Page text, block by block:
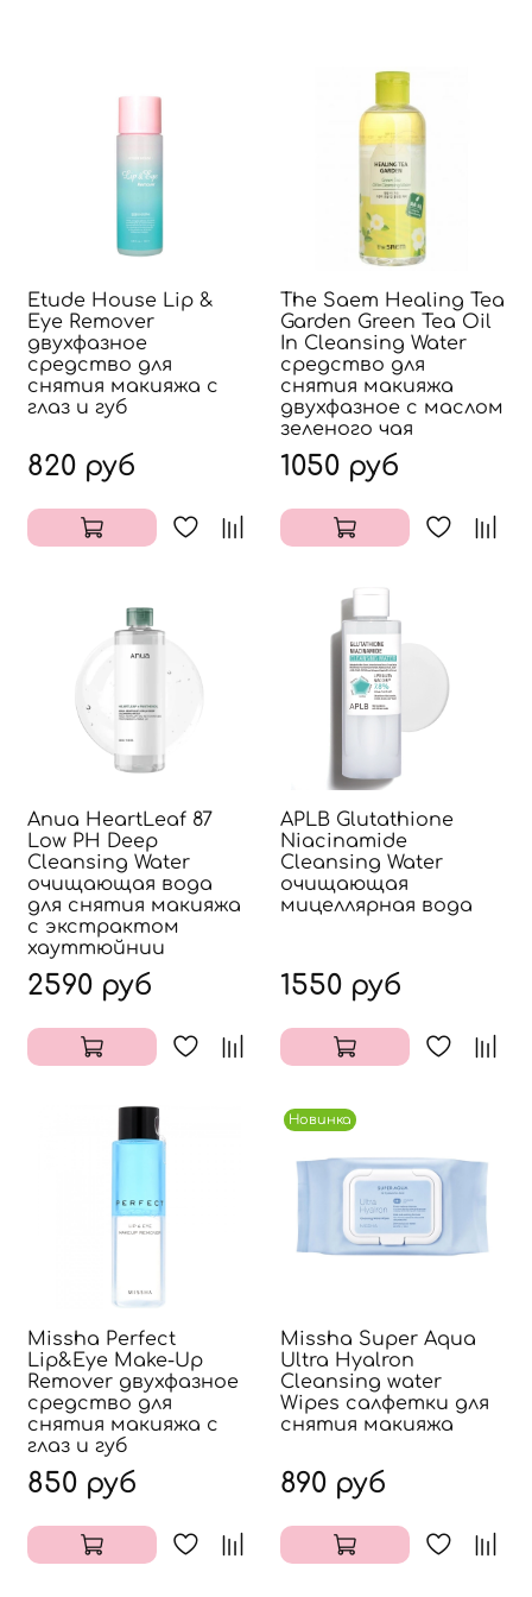
Etude House Lip &
Eye Remover
двухфазное
средство для
снятия макияжа с
глаз и губ
820 руб
The Saem Healing Tea
Garden Green Tea Oil
In Cleansing Water
средство для
снятия макияжа
двухфазное с маслом
зеленого чая
1050 руб
Anua HeartLeaf 87
Low PH Deep
Cleansing Water
очищающая вода
для снятия макияжа
с экстрактом
хауттюйнии
2590 руб
APLB Glutathione
Niacinamide
Cleansing Water
очищающая
мицеллярная вода
1550 руб
Missha Perfect
Lip&Eye Make-Up
Remover двухфазное
средство для
снятия макияжа с
глаз и губ
850 руб
Новинка
Missha Super Aqua
Ultra Hyalron
Cleansing water
Wipes салфетки для
снятия макияжа
890 руб